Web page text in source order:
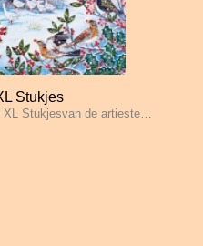
Stukjes
XL Stukjesvan de artieste…